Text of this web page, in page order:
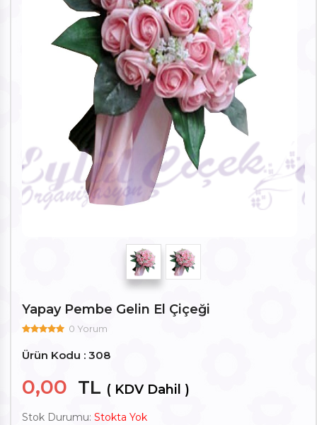
Yapay Pembe Gelin El Çiçeği
0 Yorum
Ürün Kodu : 308
0,00 TL ( KDV Dahil )
Stok Durumu: Stokta Yok